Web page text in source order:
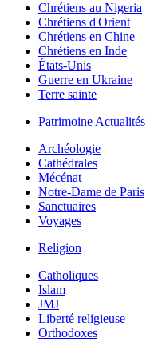
Chrétiens au Nigeria
Chrétiens d'Orient
Chrétiens en Chine
Chrétiens en Inde
États-Unis
Guerre en Ukraine
Terre sainte
Patrimoine Actualités
Archéologie
Cathédrales
Mécénat
Notre-Dame de Paris
Sanctuaires
Voyages
Religion
Catholiques
Islam
JMJ
Liberté religieuse
Orthodoxes